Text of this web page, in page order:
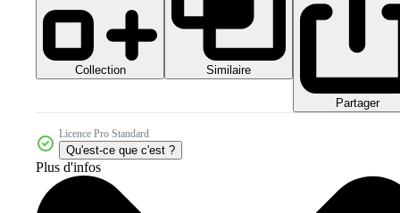
Collection Similaire
Partager
Licence Pro Standard
Qu'est-ce que c'est ?
Plus d'infos